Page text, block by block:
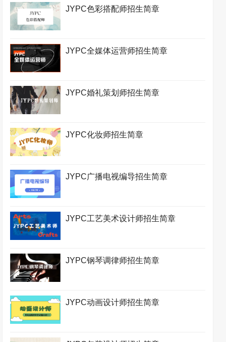
JYPC色彩搭配师招生简章
JYPC全媒体运营师招生简章
JYPC婚礼策划师招生简章
JYPC化妆师招生简章
JYPC广播电视编导招生简章
JYPC工艺美术设计师招生简章
JYPC钢琴调律师招生简章
JYPC动画设计师招生简章